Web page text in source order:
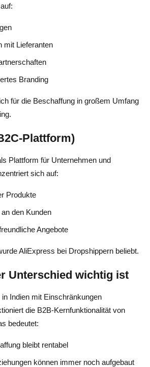
mit Lieferanten
Branding
für die Beschaffung in großem Umfang
Plattform)
Plattform für Unternehmen und
sich auf:
Produkte
den Kunden
Angebote
AliExpress bei Dropshippern beliebt.
Unterschied wichtig ist
Indien mit Einschränkungen
die B2B-Kernfunktionalität von
bedeutet:
bleibt rentabel
können immer noch aufgebaut